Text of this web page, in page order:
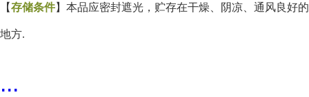
【存储条件】本品应密封遮光，贮存在干燥、阴凉、通风良好的
地方.
...